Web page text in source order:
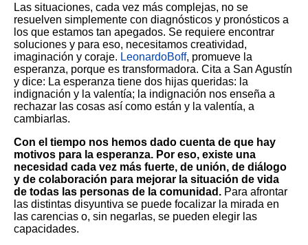
Las situaciones, cada vez más complejas, no se
resuelven simplemente con diagnósticos y pronósticos a
los que estamos tan apegados. Se requiere encontrar
soluciones y para eso, necesitamos creatividad,
imaginación y coraje. LeonardoBoff, promueve la
esperanza, porque es transformadora. Cita a San Agustín
y dice: La esperanza tiene dos hijas queridas: la
indignación y la valentía; la indignación nos enseña a
rechazar las cosas así como están y la valentía, a
cambiarlas.
Con el tiempo nos hemos dado cuenta de que hay
motivos para la esperanza. Por eso, existe una
necesidad cada vez más fuerte, de unión, de diálogo
y de colaboración para mejorar la situación de vida
de todas las personas de la comunidad. Para afrontar
las distintas disyuntiva se puede focalizar la mirada en
las carencias o, sin negarlas, se pueden elegir las
capacidades.